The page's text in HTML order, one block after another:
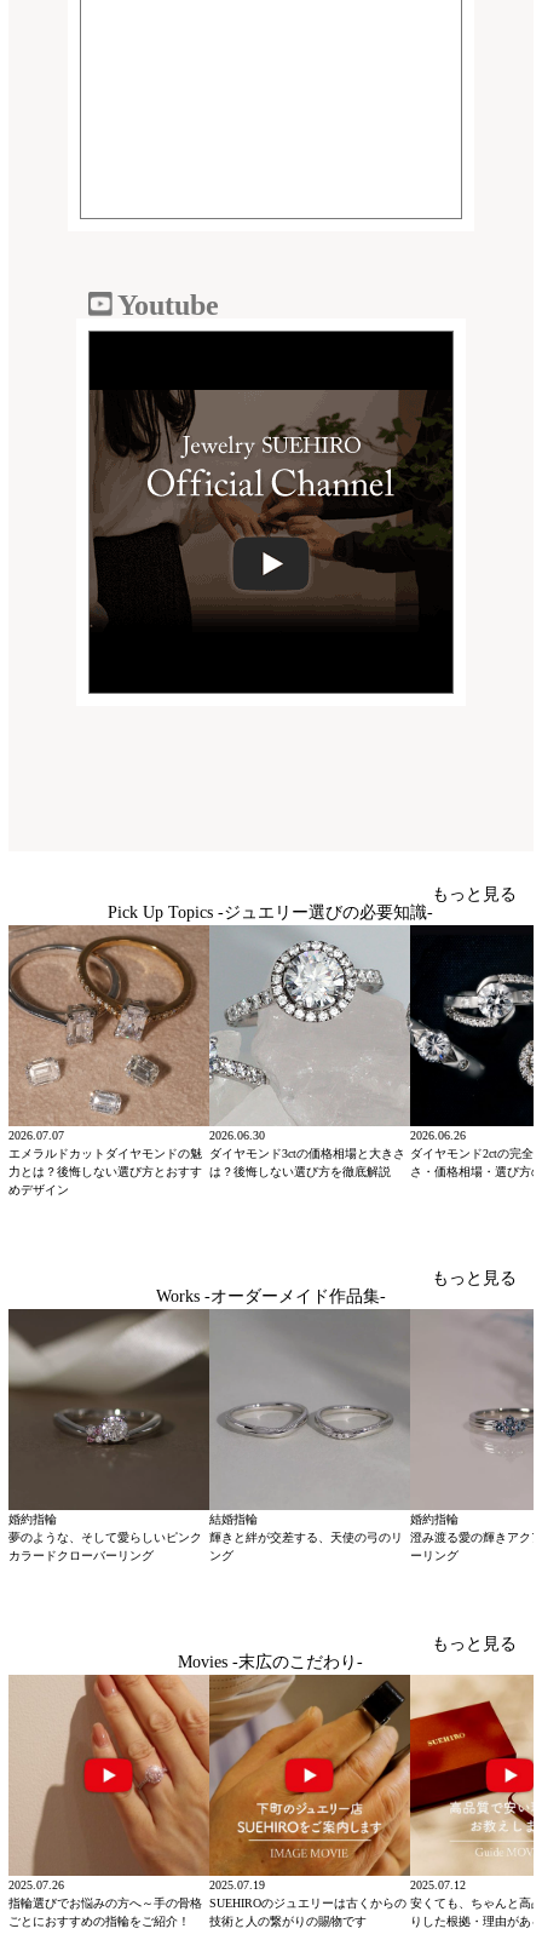
Youtube
Pick Up Topics -ジュエリー選びの必要知識-
もっと見る
2026.07.07
エメラルドカットダイヤモンドの魅
力とは？後悔しない選び方とおすす
めデザイン
2026.06.30
ダイヤモンド3ctの価格相場と大きさ
は？後悔しない選び方を徹底解説
2026.06.26
ダイヤモンド2ctの完全
さ・価格相場・選び方
Works -オーダーメイド作品集-
もっと見る
婚約指輪
夢のような、そして愛らしいピンク
カラードクローバーリング
結婚指輪
輝きと絆が交差する、天使の弓のリ
ング
婚約指輪
澄み渡る愛の輝きアク
ーリング
Movies -末広のこだわり-
もっと見る
2025.07.26
指輪選びでお悩みの方へ～手の骨格
ごとにおすすめの指輪をご紹介！
2025.07.19
SUEHIROのジュエリーは古くからの
技術と人の繋がりの賜物です
2025.07.12
安くても、ちゃんと高
りした根拠・理由があ